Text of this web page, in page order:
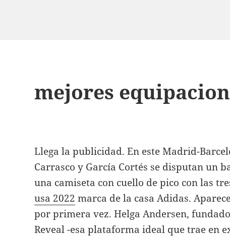
mejores
Llega la publicidad. En este Madrid-
Carrasco y García Cortés se disputan un
una camiseta con cuello de pico con las
usa 2022 marca de la casa Adidas.
por primera vez. Helga Andersen,
Reveal -esa plataforma ideal que trae en